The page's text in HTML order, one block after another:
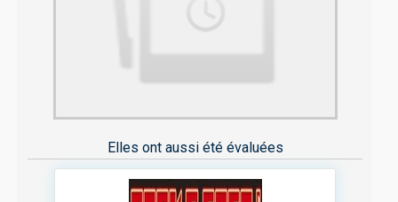
Elles ont aussi été évaluées